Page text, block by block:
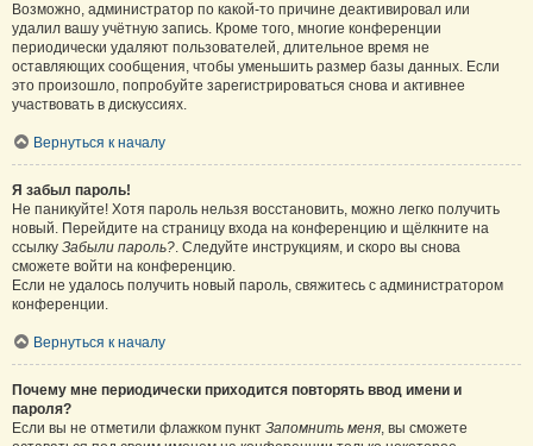
Возможно, администратор по какой-то причине деактивировал или
удалил вашу учётную запись. Кроме того, многие конференции
периодически удаляют пользователей, длительное время не
оставляющих сообщения, чтобы уменьшить размер базы данных. Если
это произошло, попробуйте зарегистрироваться снова и активнее
участвовать в дискуссиях.
Вернуться к началу
Я забыл пароль!
Не паникуйте! Хотя пароль нельзя восстановить, можно легко получить
новый. Перейдите на страницу входа на конференцию и щёлкните на
ссылку Забыли пароль?. Следуйте инструкциям, и скоро вы снова
сможете войти на конференцию.
Если не удалось получить новый пароль, свяжитесь с администратором
конференции.
Вернуться к началу
Почему мне периодически приходится повторять ввод имени и
пароля?
Если вы не отметили флажком пункт Запомнить меня, вы сможете